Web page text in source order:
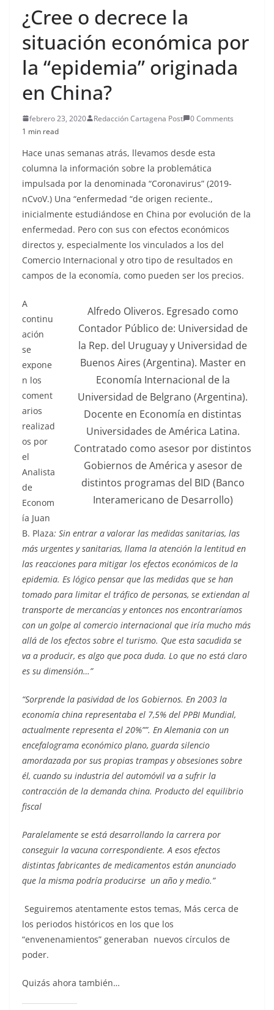
¿Cree o decrece la
situación económica por
la “epidemia” originada
en China?
febrero 23, 2020 Redacción Cartagena Post
0 Comments
1 min read
Hace unas semanas atrás, llevamos desde esta
columna la información sobre la problemática
impulsada por la denominada “Coronavirus” (2019-
nCvoV.) Una “enfermedad “de origen reciente.,
inicialmente estudiándose en China por evolución de la
enfermedad. Pero con sus con efectos económicos
directos y, especialmente los vinculados a los del
Comercio Internacional y otro tipo de resultados en
campos de la economía, como pueden ser los precios.
Alfredo Oliveros. Egresado como
Contador Público de: Universidad de
la Rep. del Uruguay y Universidad de
Buenos Aires (Argentina). Master en
Economía Internacional de la
Universidad de Belgrano (Argentina).
Docente en Economía en distintas
Universidades de América Latina.
Contratado como asesor por distintos
Gobiernos de América y asesor de
distintos programas del BID (Banco
Interamericano de Desarrollo)
A
continu
ación
se
expone
n los
coment
arios
realizad
os por
el
Analista
de
Econom
ía Juan
B. Plaza: Sin entrar a valorar las medidas sanitarias, las
más urgentes y sanitarias, llama la atención la lentitud en
las reacciones para mitigar los efectos económicos de la
epidemia. Es lógico pensar que las medidas que se han
tomado para limitar el tráfico de personas, se extiendan al
transporte de mercancías y entonces nos encontraríamos
con un golpe al comercio internacional que iría mucho más
allá de los efectos sobre el turismo. Que esta sacudida se
va a producir, es algo que poca duda. Lo que no está claro
es su dimensión…”
“Sorprende la pasividad de los Gobiernos. En 2003 la
economía china representaba el 7,5% del PPBI Mundial,
actualmente representa el 20%””. En Alemania con un
encefalograma económico plano, guarda silencio
amordazada por sus propias trampas y obsesiones sobre
él, cuando su industria del automóvil va a sufrir la
contracción de la demanda china. Producto del equilibrio
fiscal
Paralelamente se está desarrollando la carrera por
conseguir la vacuna correspondiente. A esos efectos
distintas fabricantes de medicamentos están anunciado
que la misma podría producirse un año y medio.”
Seguiremos atentamente estos temas, Más cerca de
los periodos históricos en los que los
“envenenamientos” generaban nuevos círculos de
poder.
Quizás ahora también…